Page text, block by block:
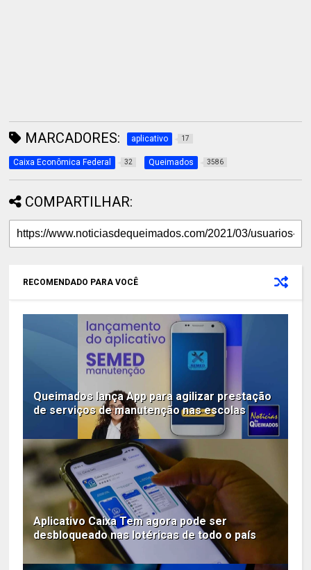
MARCADORES: aplicativo 17
Caixa Econômica Federal 32 Queimados 3586
COMPARTILHAR:
RECOMENDADO PARA VOCÊ
Queimados lança App para agilizar prestação
de serviços de manutenção nas escolas
Aplicativo Caixa Tem agora pode ser
desbloqueado nas lotéricas de todo o país